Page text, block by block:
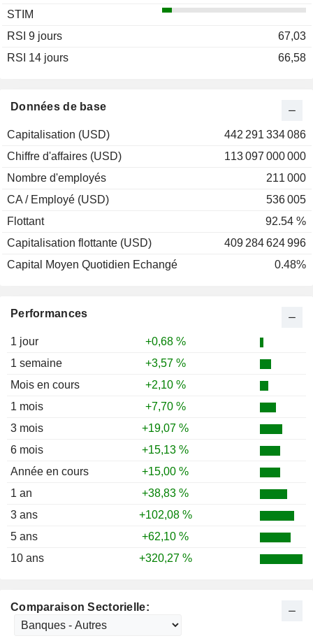
Performances
1 jour
+0,68 %
1 semaine
+3,57 %
Mois en cours
+2,10 %
1 mois
+7,70 %
3 mois
+19,07 %
6 mois
+15,13 %
Année en cours
+15,00 %
1 an
+38,83 %
3 ans
+102,08 %
5 ans
+62,10 %
10 ans
+320,27 %
Données de base
Capitalisation (USD)
442 291 334 086
Chiffre d'affaires (USD)
113 097 000 000
Nombre d'employés
211 000
CA / Employé (USD)
536 005
Flottant
92.54 %
Capitalisation flottante (USD)
409 284 624 996
Capital Moyen Quotidien Echangé
0.48%
STIM
RSI 9 jours
67,03
RSI 14 jours
66,58
Comparaison Sectorielle:
2003
+15,61 %
2002
2001
1999
1997
+40,39 %
1992
+26,46 %
1991
1989
1988
+57,97 %
1987
-19,77 %
1986
-4,97 %
1985
+26,13 %
1984
+31,05 %
1983
+46,00 %
1982
+26,05 %
1981
+10,19 %
1980
-0,92 %
1979
+9,00 %